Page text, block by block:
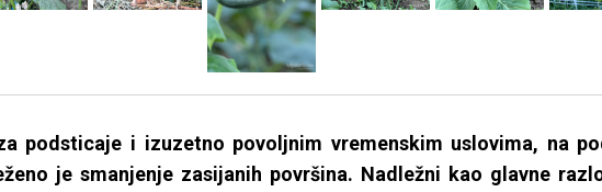
podsticaje i izuzetno povoljnim vremenskim uslovima, na
je smanjenje zasijanih površina. Nadležni kao glavne